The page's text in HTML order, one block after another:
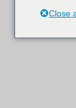
Close